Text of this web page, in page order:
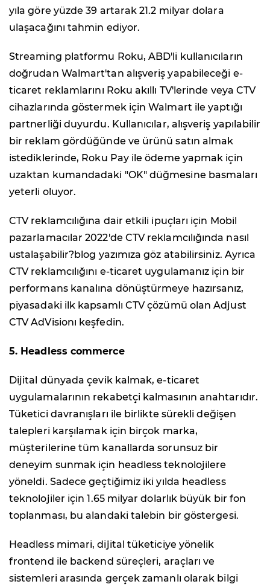
yıla göre yüzde 39 artarak 21.2 milyar dolara
ulaşacağını tahmin ediyor.
Streaming platformu Roku, ABD'li kullanıcıların
doğrudan Walmart'tan alışveriş yapabileceği e-
ticaret reklamlarını Roku akıllı TV'lerinde veya CTV
cihazlarında göstermek için Walmart ile yaptığı
partnerliği duyurdu. Kullanıcılar, alışveriş yapılabilir
bir reklam gördüğünde ve ürünü satın almak
istediklerinde, Roku Pay ile ödeme yapmak için
uzaktan kumandadaki "OK" düğmesine basmaları
yeterli oluyor.
CTV reklamcılığına dair etkili ipuçları için Mobil
pazarlamacılar 2022'de CTV reklamcılığında nasıl
ustalaşabilir?blog yazımıza göz atabilirsiniz. Ayrıca
CTV reklamcılığını e-ticaret uygulamanız için bir
performans kanalına dönüştürmeye hazırsanız,
piyasadaki ilk kapsamlı CTV çözümü olan Adjust
CTV AdVisionı keşfedin.
5. Headless commerce
Dijital dünyada çevik kalmak, e-ticaret
uygulamalarının rekabetçi kalmasının anahtarıdır.
Tüketici davranışları ile birlikte sürekli değişen
talepleri karşılamak için birçok marka,
müşterilerine tüm kanallarda sorunsuz bir
deneyim sunmak için headless teknolojilere
yöneldi. Sadece geçtiğimiz iki yılda headless
teknolojiler için 1.65 milyar dolarlık büyük bir fon
toplanması, bu alandaki talebin bir göstergesi.
Headless mimari, dijital tüketiciye yönelik
frontend ile backend süreçleri, araçları ve
sistemleri arasında gerçek zamanlı olarak bilgi